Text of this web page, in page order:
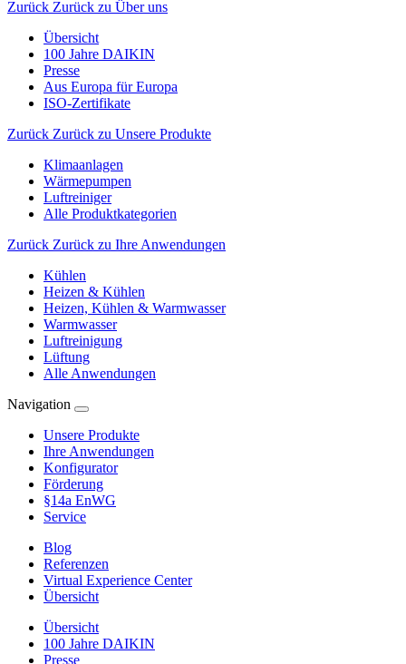
Zurück Zurück zu Über uns
Übersicht
100 Jahre DAIKIN
Presse
Aus Europa für Europa
ISO-Zertifikate
Zurück Zurück zu Unsere Produkte
Klimaanlagen
Wärmepumpen
Luftreiniger
Alle Produktkategorien
Zurück Zurück zu Ihre Anwendungen
Kühlen
Heizen & Kühlen
Heizen, Kühlen & Warmwasser
Warmwasser
Luftreinigung
Lüftung
Alle Anwendungen
Navigation
Unsere Produkte
Ihre Anwendungen
Konfigurator
Förderung
§14a EnWG
Service
Blog
Referenzen
Virtual Experience Center
Übersicht
Übersicht
100 Jahre DAIKIN
Presse